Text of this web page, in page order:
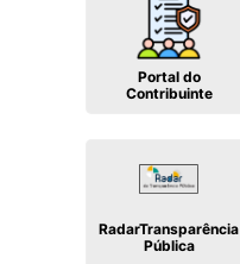
Portal do
Contribuinte
RadarTransparência
Pública